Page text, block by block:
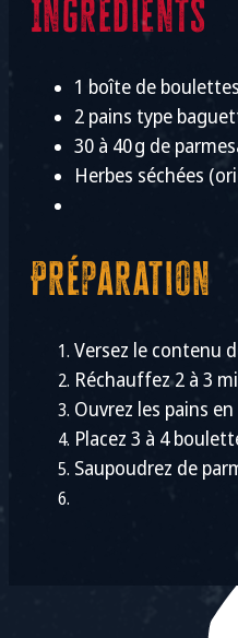
Ingrédients
1 boîte de
2 pains type
30 à 40 g de
Herbes séchées
Préparation
Versez le contenu
Réchauffez 2 à 3
Ouvrez les pains
Placez 3 à 4
Saupoudrez de